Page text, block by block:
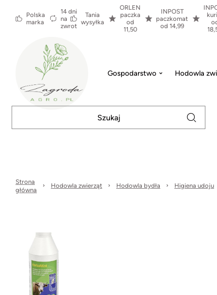
Polska
marka
14 dni
na
zwrot
Tania
wysyłka
ORLEN
paczka
od
11,50
INPOST
paczkomat
od 14,99
Gospodarstwo Hodowla
Strona
główna
Hodowla zwierząt Hodowla bydła Higiena udoju